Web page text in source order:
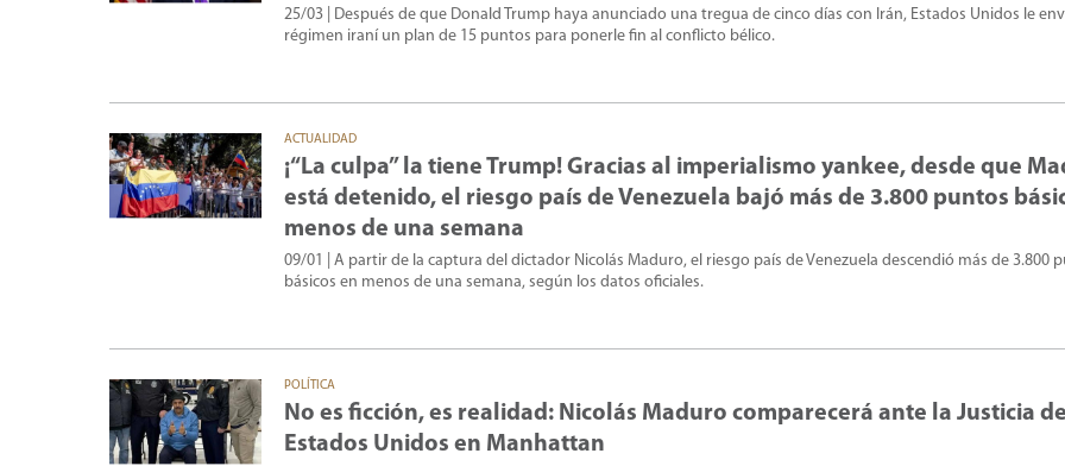
25/03 | Después de que Donald Trump haya anunciado una tregua de cinco días con Irán, Estados Unidos le
régimen iraní un plan de 15 puntos para ponerle fin al conflicto bélico.
ACTUALIDAD
¡“La culpa” la tiene Trump! Gracias al imperialismo yankee, desde que
está detenido, el riesgo país de Venezuela bajó más de 3.800 puntos
menos de una semana
09/01
| A partir de la captura del dictador Nicolás Maduro, el riesgo país de Venezuela descendió más de 3.800
básicos en menos de una semana, según los datos oficiales.
POLÍTICA
No es ficción, es realidad: Nicolás Maduro comparecerá ante la Justicia de
Estados Unidos en Manhattan